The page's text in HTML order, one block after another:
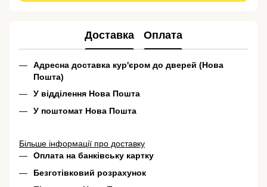
Доставка Оплата
Адресна доставка кур'єром до дверей (Нова
Пошта)
У відділення Нова Пошта
У поштомат Нова Пошта
Більше інформації про доставку
Оплата на банківську картку
Безготівковий розрахунок